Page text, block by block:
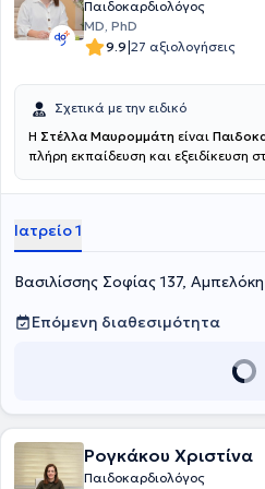
Παιδοκαρδιολόγος
MD, PhD
9.9|27 αξιολογήσεις
Σχετικά με την ειδικό
Η Στέλλα Μαυρομμάτη είναι
πλήρη εκπαίδευση και εξειδίκευση
διάγνωση, παρακολούθηση και
και τη γενική παιδιατρική φροντίδα.
υπερηχογραφία και στη φροντίδα
παρακολούθησης. Παρείχε
παρακολούθηση υψηλού επιπέδου
Ολυμπιακού Κέντρου Προετοιμασίας
την ασφαλή συμμετοχή τους στον
εξατομικευμένη ιατρική φροντίδα,
Ιατρείο 1
Βασιλίσσης Σοφίας 137,
Επόμενη διαθεσιμότητα
Ρογκάκου Χριστίνα
Παιδοκαρδιολόγος